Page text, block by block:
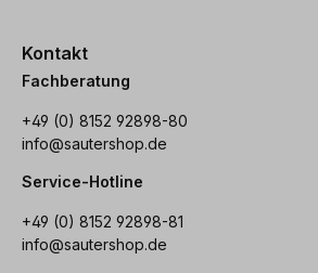
Kontakt
Fachberatung
+49 (0) 8152 92898-80
info@sautershop.de
Service-Hotline
+49 (0) 8152 92898-81
info@sautershop.de